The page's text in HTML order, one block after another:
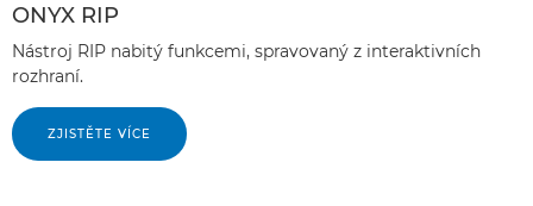
ONYX RIP
Nástroj RIP nabitý funkcemi, spravovaný z interaktivních
rozhraní.
ZJISTĚTE VÍCE